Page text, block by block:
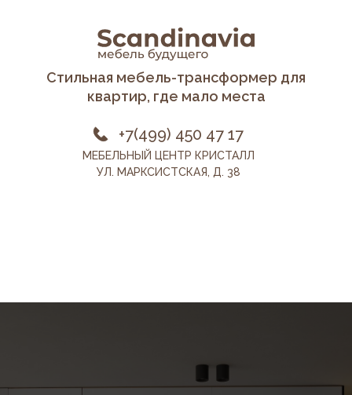
Стильная мебель-трансформер для
квартир, где мало места
+7(499) 450 47 17
МЕБЕЛЬНЫЙ ЦЕНТР КРИСТАЛЛ
УЛ. МАРКСИСТСКАЯ, Д. 38